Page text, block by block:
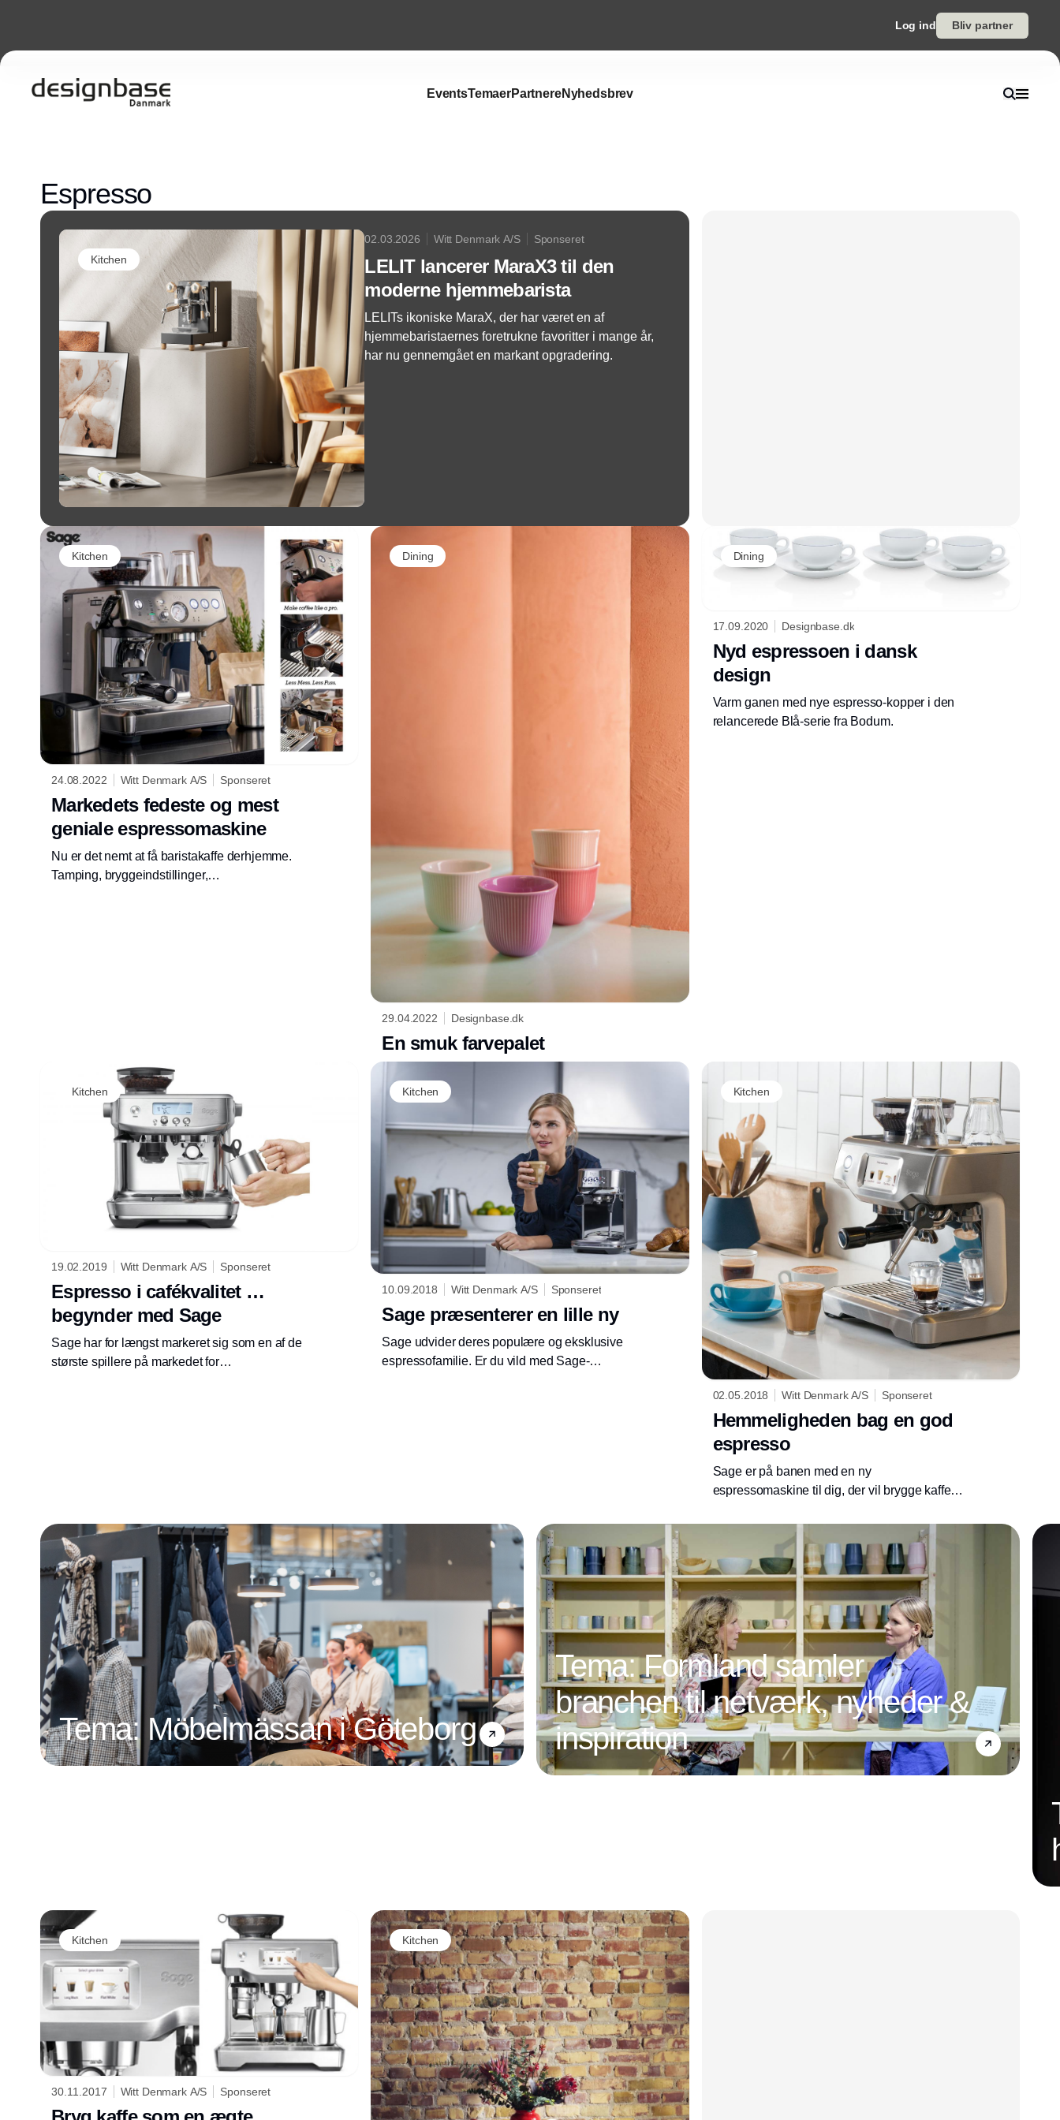
Log ind Bliv partner
EventsTemaerPartnereNyhedsbrev
Espresso
Kitchen
02.03.2026 Witt Denmark A/S Sponseret
LELIT lancerer MaraX3 til den
moderne hjemmebarista
LELITs ikoniske MaraX, der har været en af
hjemmebaristaernes foretrukne favoritter i mange år,
har nu gennemgået en markant opgradering.
Kitchen
24.08.2022 Witt Denmark A/S Sponseret
Markedets fedeste og mest
geniale espressomaskine
Nu er det nemt at få baristakaffe derhjemme.
Tamping, bryggeindstillinger,
Dining
29.04.2022 Designbase.dk
En smuk farvepalet
Dining
17.09.2020 Designbase.dk
Nyd espressoen i dansk
design
Varm ganen med nye espresso-kopper i den
relancerede Blå-serie fra Bodum.
Kitchen
19.02.2019 Witt Denmark A/S Sponseret
Espresso i cafékvalitet …
begynder med Sage
Sage har for længst markeret sig som en af de
største spillere på markedet for
Kitchen
10.09.2018 Witt Denmark A/S Sponseret
Sage præsenterer en lille ny
Sage udvider deres populære og eksklusive
espressofamilie. Er du vild med Sage-
Kitchen
02.05.2018 Witt Denmark A/S Sponseret
Hemmeligheden bag en god
espresso
Sage er på banen med en ny
espressomaskine til dig, der vil brygge kaffe
Tema: Möbelmässan i Göteborg
Tema: Formland samler
branchen til netværk, nyheder &
inspiration
Annonce
Kitchen
30.11.2017 Witt Denmark A/S Sponseret
Kitchen